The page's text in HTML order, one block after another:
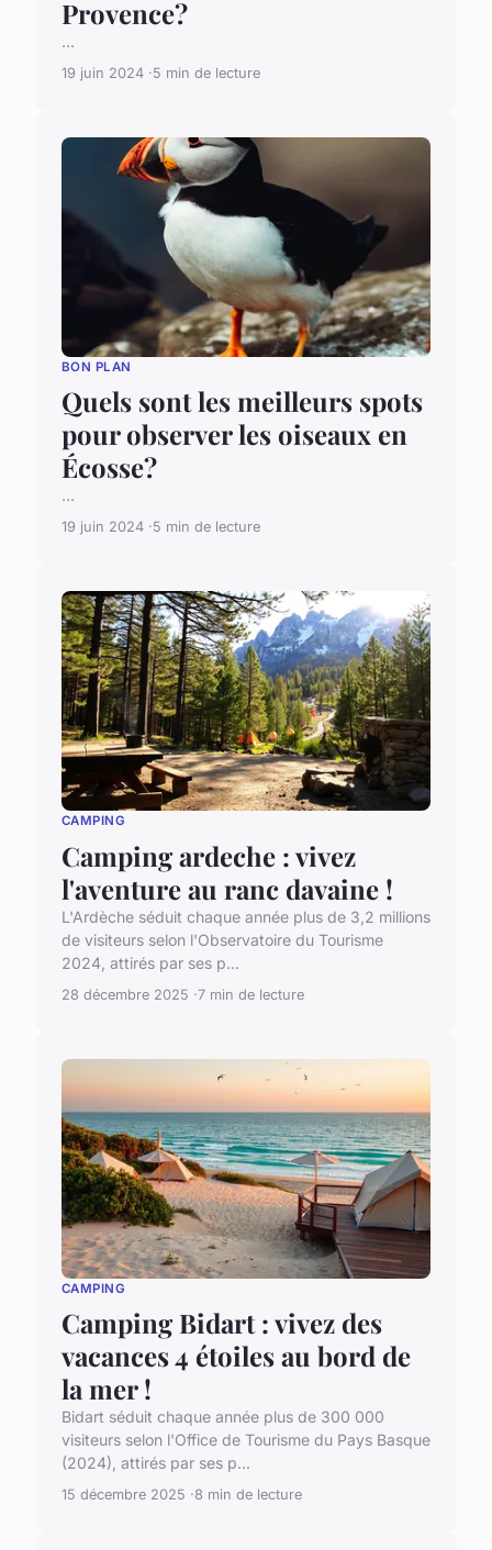
Provence?
...
19 juin 2024 5 min de lecture
BON PLAN
Quels sont les meilleurs spots
pour observer les oiseaux en
Écosse?
...
19 juin 2024 5 min de lecture
CAMPING
Camping ardeche : vivez
l'aventure au ranc davaine !
L'Ardèche séduit chaque année plus de 3,2 millions
de visiteurs selon l'Observatoire du Tourisme
2024, attirés par ses p...
28 décembre 2025 7 min de lecture
CAMPING
Camping Bidart : vivez des
vacances 4 étoiles au bord de
la mer !
Bidart séduit chaque année plus de 300 000
visiteurs selon l'Office de Tourisme du Pays Basque
(2024), attirés par ses p...
15 décembre 2025 8 min de lecture